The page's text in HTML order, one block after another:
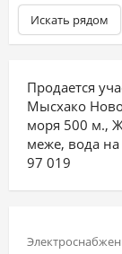
Искать рядом
Продается
Мысхако
моря 500 м.,
меже, вода на
97 019